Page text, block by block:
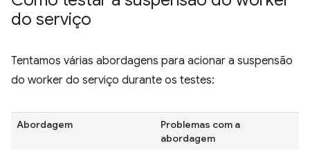
do serviço
Tentamos várias abordagens para acionar a suspensão
do worker do serviço durante os testes:
Abordagem
Problemas com a
abordagem